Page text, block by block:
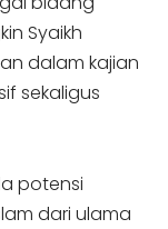
Syaikh
dalam kajian
sekaligus
potensi
dari ulama